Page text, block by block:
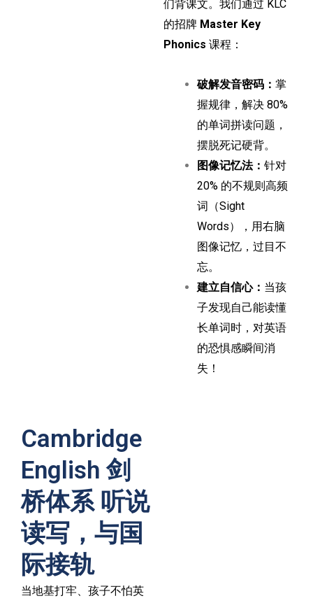
们背课文。我们通过 KLC
的招牌 Master Key
Phonics 课程：
破解发音密码： 掌
握规律，解决 80%
的单词拼读问题，
摆脱死记硬背。
图像记忆法： 针对
20% 的不规则高频
词（Sight
Words），用右脑
图像记忆，过目不
忘。
建立自信心： 当孩
子发现自己能读懂
长单词时，对英语
的恐惧感瞬间消
失！
Cambridge
English 剑
桥体系 听说
读写，与国
际接轨
当地基打牢、孩子不怕英